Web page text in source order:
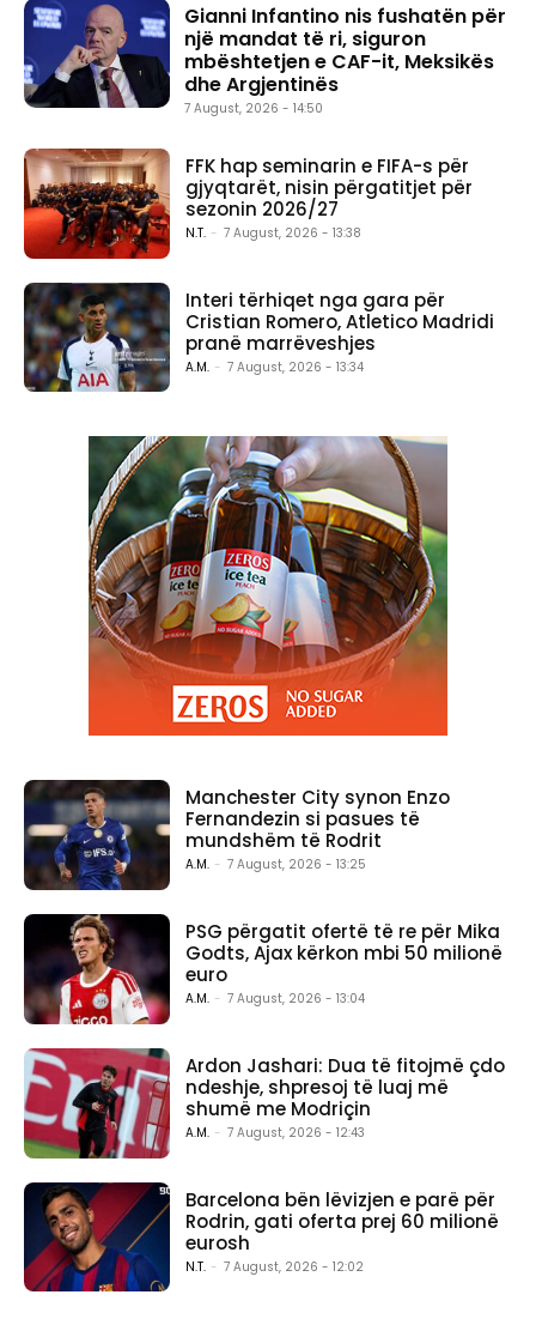
Gianni Infantino nis fushatën për
një mandat të ri, siguron
mbështetjen e CAF-it, Meksikës
dhe Argjentinës
7 August, 2026 - 14:50
FFK hap seminarin e FIFA-s për
gjyqtarët, nisin përgatitjet për
sezonin 2026/27
N.T. - 7 August, 2026 - 13:38
Interi tërhiqet nga gara për
Cristian Romero, Atletico Madridi
pranë marrëveshjes
A.M. - 7 August, 2026 - 13:34
Manchester City synon Enzo
Fernandezin si pasues të
mundshëm të Rodrit
A.M. - 7 August, 2026 - 13:25
PSG përgatit ofertë të re për Mika
Godts, Ajax kërkon mbi 50 milionë
euro
A.M. - 7 August, 2026 - 13:04
Ardon Jashari: Dua të fitojmë çdo
ndeshje, shpresoj të luaj më
shumë me Modriçin
A.M. - 7 August, 2026 - 12:43
Barcelona bën lëvizjen e parë për
Rodrin, gati oferta prej 60 milionë
eurosh
N.T. - 7 August, 2026 - 12:02